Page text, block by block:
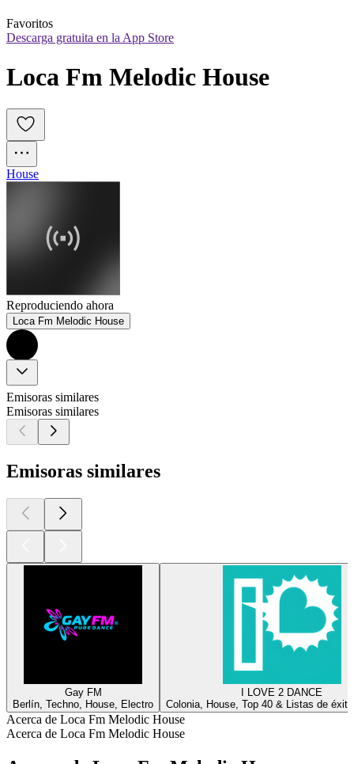
Favoritos
Descarga gratuita en la App Store
Loca Fm Melodic House
House
Reproduciendo ahora
Loca Fm Melodic House
Emisoras similares
Emisoras similares
Emisoras similares
Gay FM
Berlín, Techno, House, Electro
I LOVE 2 DANCE
Colonia, House, Top 40 & Listas de
Acerca de Loca Fm Melodic House
Acerca de Loca Fm Melodic House